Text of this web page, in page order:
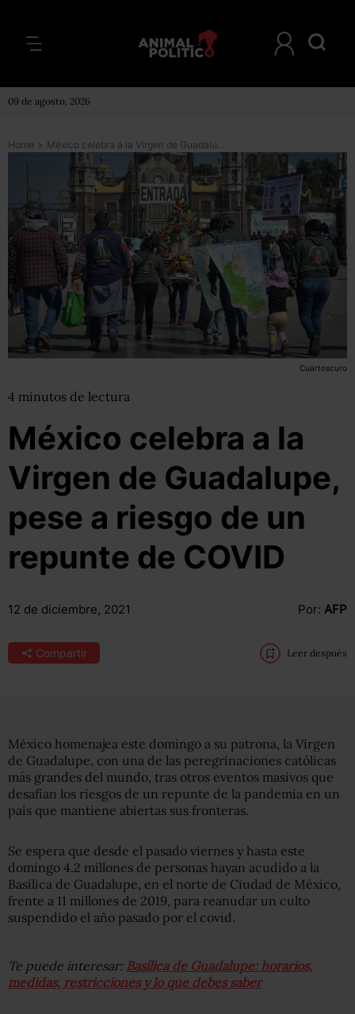
09 de agosto, 2026
Home > México celebra a la Virgen de Guadalupe, pese a riesgo de un repunte de COVID
Cuartoscuro
4 minutos de lectura
México celebra a la
Virgen de Guadalupe,
pese a riesgo de un
repunte de COVID
12 de diciembre, 2021 Por: AFP
Compartir Leer después
México homenajea este domingo a su patrona, la Virgen
de Guadalupe, con una de las peregrinaciones católicas
más grandes del mundo, tras otros eventos masivos que
desafían los riesgos de un repunte de la pandemia en un
país que mantiene abiertas sus fronteras.
Se espera que desde el pasado viernes y hasta este
domingo 4.2 millones de personas hayan acudido a la
Basílica de Guadalupe, en el norte de Ciudad de México,
frente a 11 millones de 2019, para reanudar un culto
suspendido el año pasado por el covid.
Te puede interesar: Basílica de Guadalupe: horarios,
medidas, restricciones y lo que debes saber